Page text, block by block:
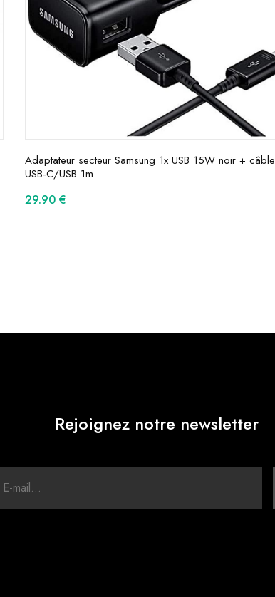
Adaptateur secteur Samsung 1x USB 15W noir + câble
USB-C/USB 1m
29.90 €
Rejoignez notre newsletter